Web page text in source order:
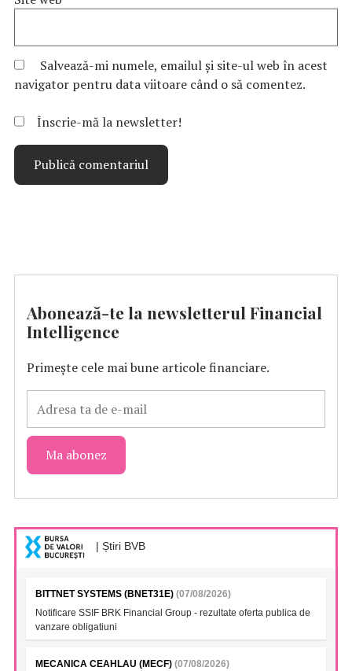
Salvează-mi numele, emailul și site-ul web în acest
navigator pentru data viitoare când o să comentez.
Înscrie-mă la newsletter!
Abonează-te la newsletterul Financial
Intelligence
Primește cele mai bune articole financiare.
| Știri BVB
BITTNET SYSTEMS (BNET31E) (07/08/2026)
Notificare SSIF BRK Financial Group - rezultate oferta publica de
vanzare obligatiuni
MECANICA CEAHLAU (MECF) (07/08/2026)